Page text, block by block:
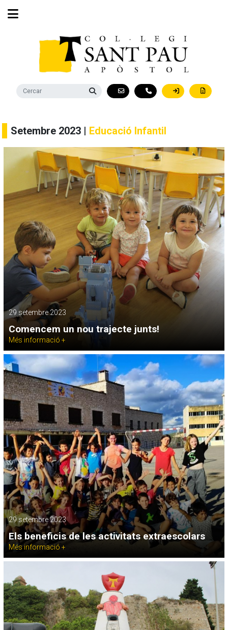
Setembre 2023 | Educació Infantil
29 setembre 2023
Comencem un nou trajecte junts!
Més informació +
29 setembre 2023
Els beneficis de les activitats extraescolars
Més informació +